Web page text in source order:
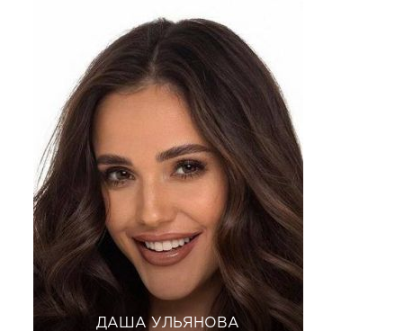
ДАША УЛЬЯНОВА